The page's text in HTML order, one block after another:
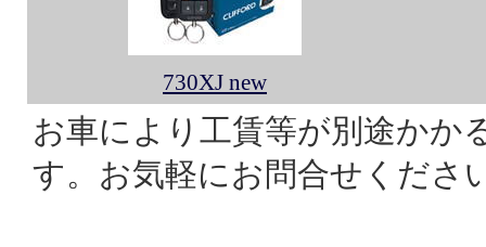
730XJ new
お車により工賃等が別途かか
す。お気軽にお問合せくださ